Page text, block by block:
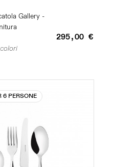
Gallery -
295,00 €
6 PERSONE